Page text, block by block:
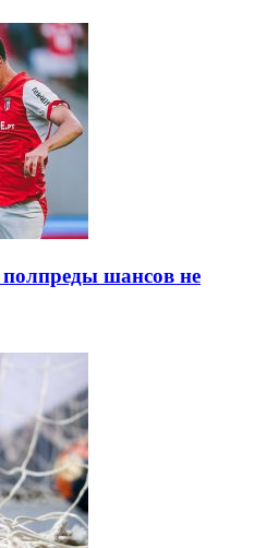
полпреды шансов не